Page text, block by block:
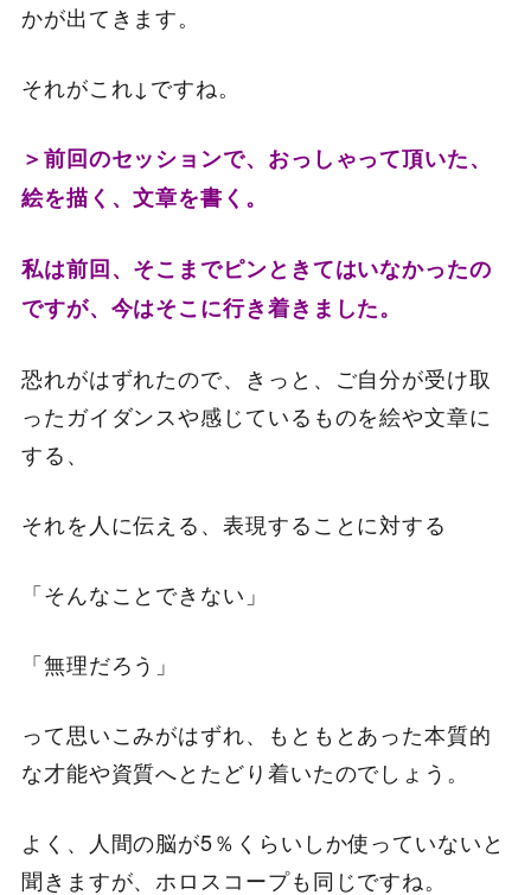
かが出てきます。
それがこれ↓ですね。
＞前回のセッションで、おっしゃって頂いた、
絵を描く、文章を書く。
私は前回、そこまでピンときてはいなかったの
ですが、 今はそこに行き着きました。
恐れがはずれたので、きっと、ご自分が受け取
ったガイダンスや感じているものを絵や文章に
する、
それを人に伝える、表現することに対する
「そんなことできない」
「無理だろう」
って思いこみがはずれ、もともとあった本質的
な才能や資質へとたどり着いたのでしょう。
よく、人間の脳が5％くらいしか使っていないと
聞きますが、ホロスコープも同じですね。